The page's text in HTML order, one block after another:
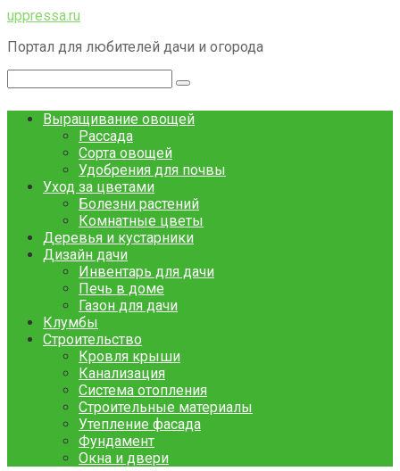
Перейти
контенту
uppressa.ru
Портал для любителей дачи и огорода
Выращивание овощей
Рассада
Сорта овощей
Удобрения для почвы
Уход за цветами
Болезни растений
Комнатные цветы
Деревья и кустарники
Дизайн дачи
Инвентарь для дачи
Печь в доме
Газон для дачи
Клумбы
Строительство
Кровля крыши
Канализация
Система отопления
Строительные материалы
Утепление фасада
Фундамент
Окна и двери